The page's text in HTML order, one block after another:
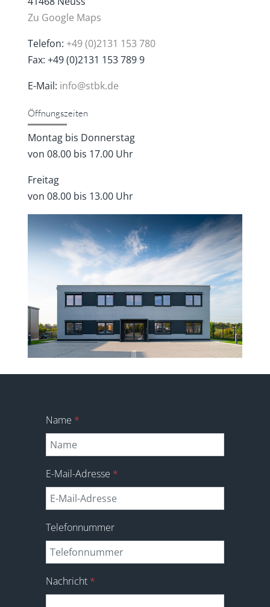
Zu Google Maps
Telefon: +49 (0)2131 153 780
Fax: +49 (0)2131 153 789 9
E-Mail: info@stbk.de
Öffnungszeiten
Montag bis Donnerstag
von 08.00 bis 17.00 Uhr
Freitag
von 08.00 bis 13.00 Uhr
Name *
E-Mail-Adresse *
Telefonnummer
Nachricht *